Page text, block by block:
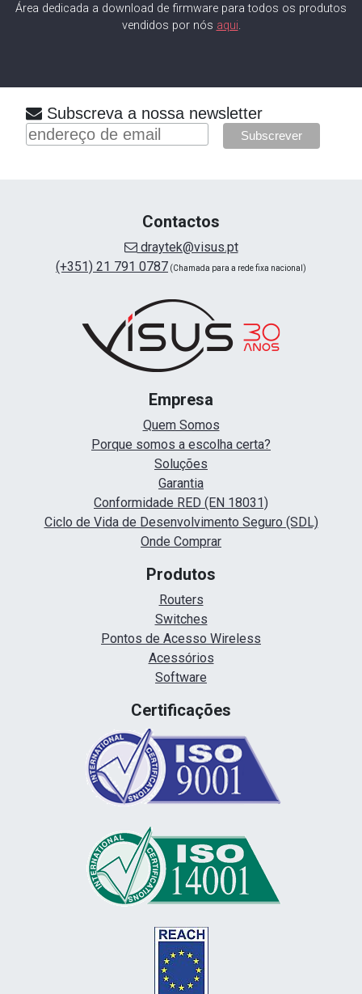
Área dedicada a download de firmware para todos os produtos
vendidos por nós aqui.
Subscreva a nossa newsletter
Contactos
draytek@visus.pt
(+351) 21 791 0787 (Chamada para a rede fixa nacional)
Empresa
Quem Somos
Porque somos a escolha certa?
Soluções
Garantia
Conformidade RED (EN 18031)
Ciclo de Vida de Desenvolvimento Seguro (SDL)
Onde Comprar
Produtos
Routers
Switches
Pontos de Acesso Wireless
Acessórios
Software
Certificações